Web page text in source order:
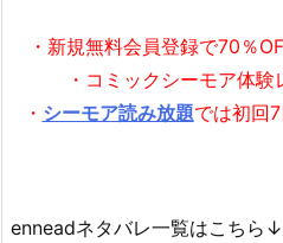
・新規無料会員登録で70％
・コミックシーモア体
・ シーモア読み放題では初回
enneadネタバレ一覧はこちら↓